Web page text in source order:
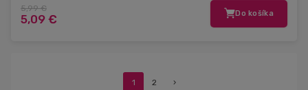
5,99 €
5,09 € Do košíka
1 2 ›